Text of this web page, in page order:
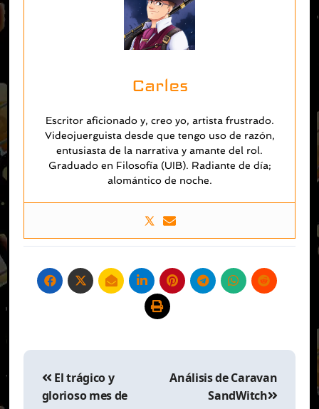
Carles
Escritor aficionado y, creo yo, artista frustrado.
Videojuerguista desde que tengo uso de razón,
entusiasta de la narrativa y amante del rol.
Graduado en Filosofía (UIB). Radiante de día;
alomántico de noche.
Navegación
entradas
El trágico y
glorioso mes de
Análisis de Caravan
SandWitch